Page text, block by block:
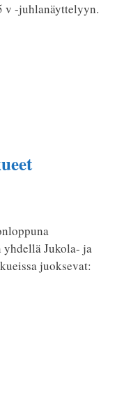
v -juhlanäyttelyyn.
Jukola- ja
juoksevat: